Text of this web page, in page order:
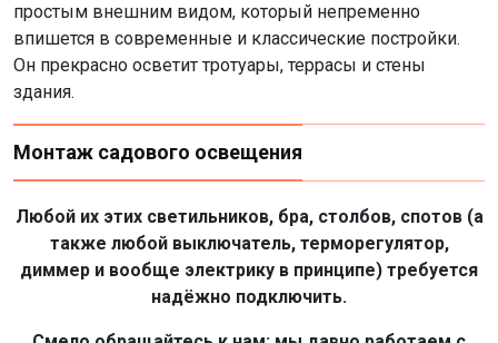
простым внешним видом, который непременно
впишется в современные и классические постройки.
Он прекрасно осветит тротуары, террасы и стены
здания.
Монтаж садового освещения
Любой их этих светильников, бра, столбов, спотов (а
также любой выключатель, терморегулятор,
диммер и вообще электрику в принципе) требуется
надёжно подключить.